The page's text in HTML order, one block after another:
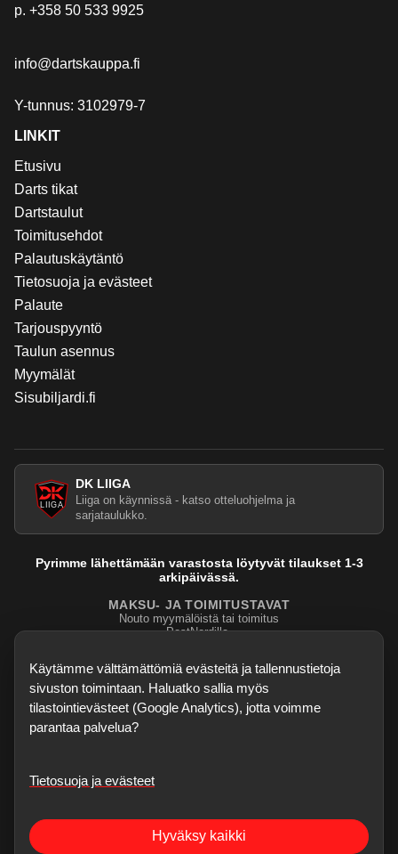
p. +358 50 533 9925
info@dartskauppa.fi
Y-tunnus: 3102979-7
LINKIT
Etusivu
Darts tikat
Dartstaulut
Toimitusehdot
Palautuskäytäntö
Tietosuoja ja evästeet
Palaute
Tarjouspyyntö
Taulun asennus
Myymälät
Sisubiljardi.fi
DK LIIGA
Liiga on käynnissä - katso otteluohjelma ja
sarjataulukko.
Pyrimme lähettämään varastosta löytyvät tilaukset 1-3
arkipäivässä.
MAKSU- JA TOIMITUSTAVAT
Nouto myymälöistä tai toimitus
PostNordilla.
Sisubiljardi.fi
Verkkokauppa on testivaiheessa - kaikki palaute, bugihavainnot ja
Evasteasetukset
Käytämme välttämättömiä evästeitä ja tallennustietoja
sivuston toimintaan. Haluatko sallia myös
tilastointievästeet (Google Analytics), jotta voimme
parantaa palvelua?
Tietosuoja ja evästeet
Hyväksy kaikki